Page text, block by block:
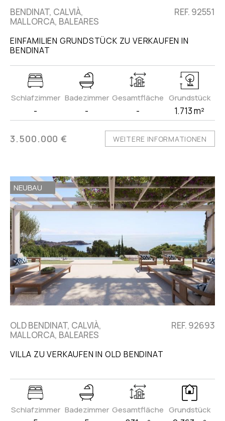
BENDINAT, CALVIÀ,
MALLORCA, BALEARES
REF. 92551
EINFAMILIEN GRUNDSTÜCK ZU VERKAUFEN IN
BENDINAT
Schlafzimmer
-
Badezimmer
-
Gesamtfläche
-
Grundstück
1.713 m²
3.500.000 € WEITERE INFORMATIONEN
NEUBAU
OLD BENDINAT, CALVIÀ,
MALLORCA, BALEARES
REF. 92693
VILLA ZU VERKAUFEN IN OLD BENDINAT
Schlafzimmer Badezimmer Gesamtfläche Grundstück